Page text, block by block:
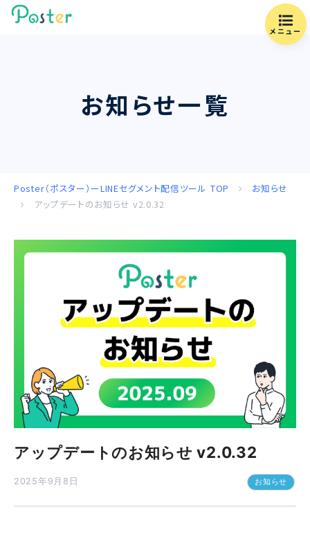
メニュー
お知らせ一覧
Poster（ポスター）ーLINEセグメント配信ツール TOP
お知らせ
アップデートのお知らせ v2.0.32
アップデートのお知らせ v2.0.32
2025年9月8日 お知らせ